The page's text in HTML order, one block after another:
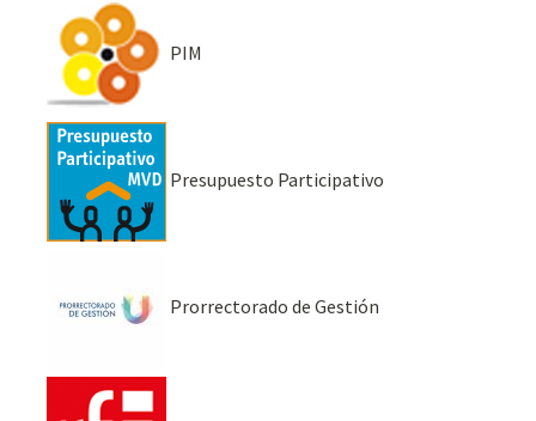
PIM
Presupuesto Participativo
Prorrectorado de Gestión